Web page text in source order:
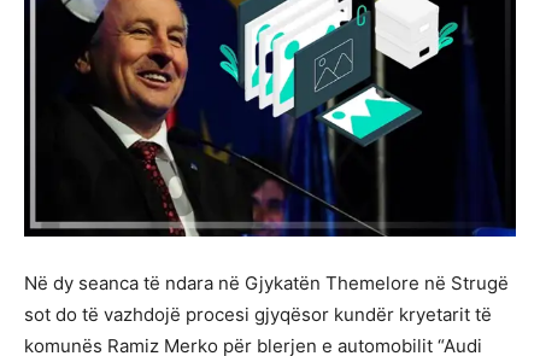
Në dy seanca të ndara në Gjykatën Themelore në Strugë
sot do të vazhdojë procesi gjyqësor kundër kryetarit të
komunës Ramiz Merko për blerjen e automobilit “Audi